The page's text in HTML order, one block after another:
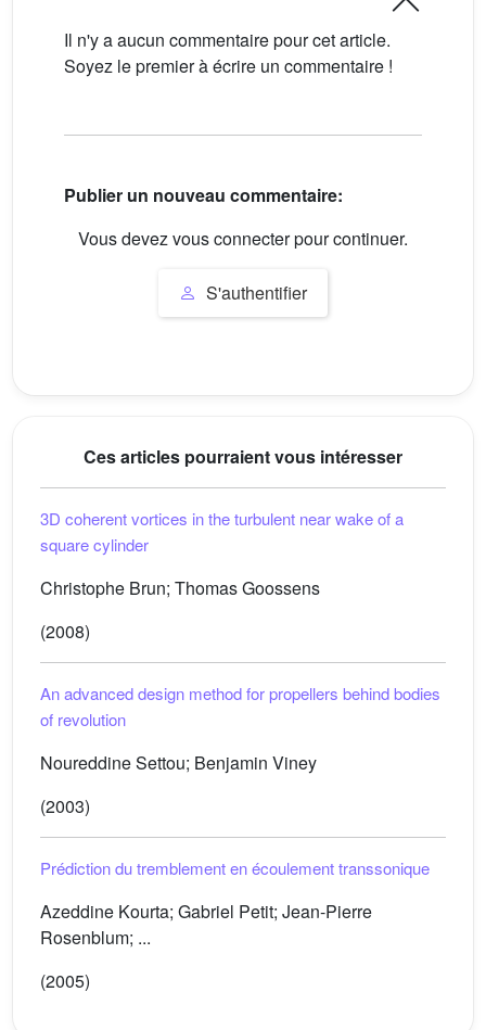
Il n'y a aucun commentaire pour cet article.
Soyez le premier à écrire un commentaire !
Publier un nouveau commentaire:
Vous devez vous connecter pour continuer.
S'authentifier
Ces articles pourraient vous intéresser
3D coherent vortices in the turbulent near wake of a
square cylinder
Christophe Brun; Thomas Goossens
(2008)
An advanced design method for propellers behind bodies
of revolution
Noureddine Settou; Benjamin Viney
(2003)
Prédiction du tremblement en écoulement transsonique
Azeddine Kourta; Gabriel Petit; Jean-Pierre
Rosenblum; ...
(2005)